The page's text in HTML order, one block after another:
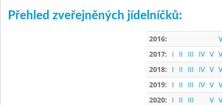
Přehled zveřejněných jídelníčků:
2016:
2017:
I II III IV V
2018:
I II III IV V
2019:
I II III IV V
2020:
I II III V